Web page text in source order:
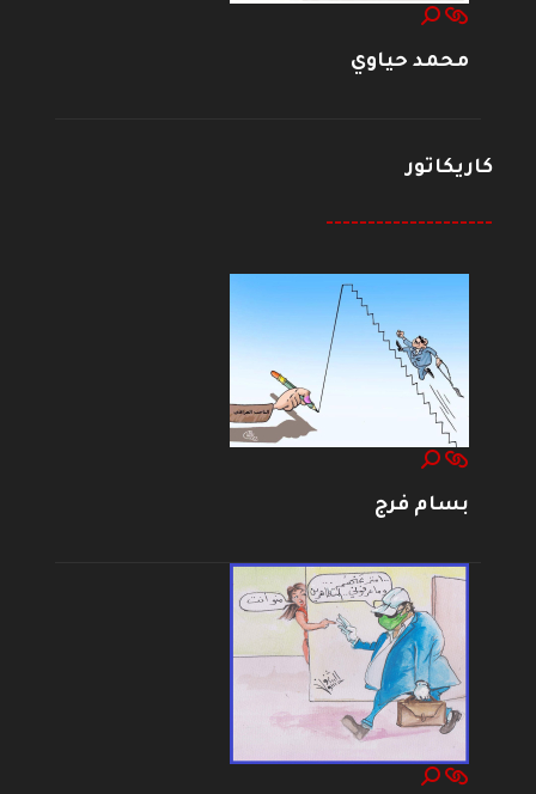
محمد حياوي
كاريكاتور
--------------------
بسام فرج